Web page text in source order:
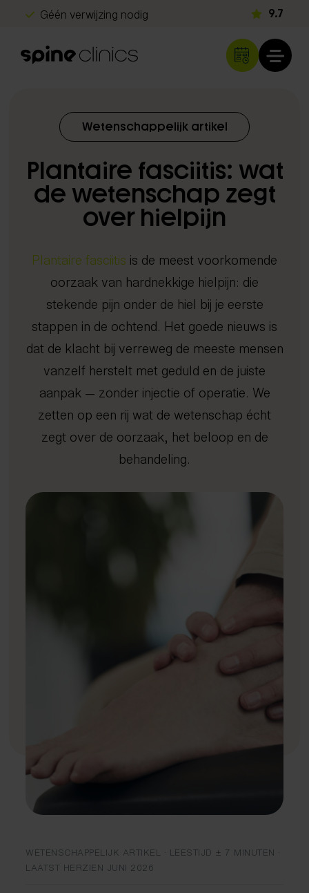
Géén verwijzing nodig
Snel herstel
9.7
Rug- en nekklachten
Echografie
Chiropractie
herstelprogramma
Klachten
Rug- en nekklachten
Hoofdpijn
Schouder- en armklachten
Heup- en beenklachten
Kinderen & baby's
Overige klachten
Echografie
iDXA scan
Metabolisme test
DNA analyse
Neurologisch onderzoek
Orthopedisch onderzoek
Gratis screening
4D Rugscan
Behandelingen
Chiropractie
Dry needling
Focussed shockwave therapie
Manipulatie
Spierontspannende technieken
NESA therapie
Zuurstoftraining (IHHT)
Infrarood- en nabij-infraroodtherapie
Mobilisatie
Fascial Manipulation
Beter slapen met inzicht
Afvallen met inzicht
Gezond oud worden
Peak Performance
Reintegratie & Werkvitaliteit
Over ons
Veghel
Kennisbank
Nieuws en blogs
Wetenschappelijke artikelen
Expertisecentrum
Afspraak maken
Wetenschappelijk artikel
Plantaire fasciitis: wat
de wetenschap zegt
over hielpijn
Plantaire fasciitis is de meest voorkomende
oorzaak van hardnekkige hielpijn: die
stekende pijn onder de hiel bij je eerste
stappen in de ochtend. Het goede nieuws is
dat de klacht bij verreweg de meeste mensen
vanzelf herstelt met geduld en de juiste
aanpak — zonder injectie of operatie. We
zetten op een rij wat de wetenschap écht
zegt over de oorzaak, het beloop en de
behandeling.
WETENSCHAPPELIJK ARTIKEL · LEESTIJD ± 7 MINUTEN ·
LAATST HERZIEN JUNI 2026